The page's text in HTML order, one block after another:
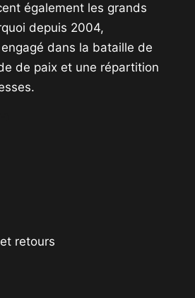
également les grands
depuis 2004,
engagé dans la bataille de
de paix et une répartition
retours